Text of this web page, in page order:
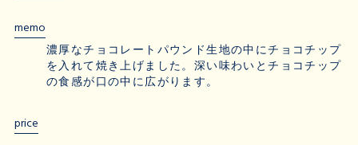
memo
濃厚なチョコレートパウンド生地の中にチョコチップ
を入れて焼き上げました。深い味わいとチョコチップ
の食感が口の中に広がります。
price